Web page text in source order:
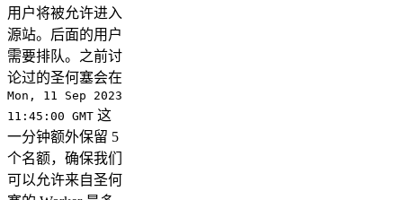
用户将被允许进入
源站。后面的用户
需要排队。之前讨
论过的圣何塞会在
Mon, 11 Sep 2023
11:45:00 GMT 这
一分钟额外保留 5
个名额，确保我们
可以允许来自圣何